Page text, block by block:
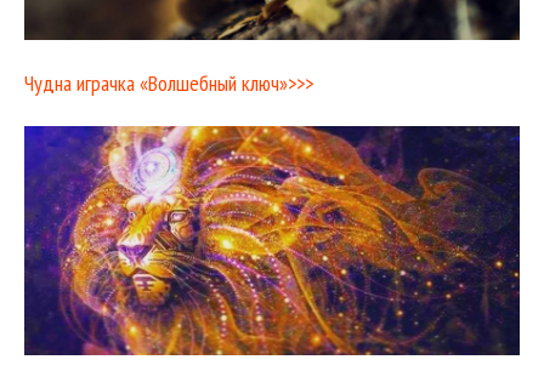
Чудна играчка «Волшебный ключ»>>>